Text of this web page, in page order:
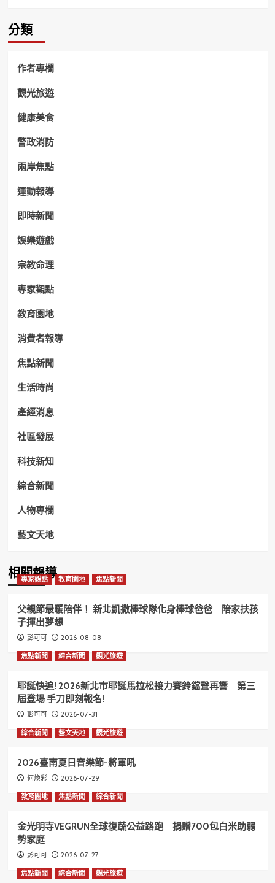
分類
作者專欄
觀光旅遊
健康美食
警政消防
兩岸焦點
運動報導
即時新聞
娛樂遊戲
宗教命理
專家觀點
教育園地
消費者報導
焦點新聞
生活時尚
產經消息
社區發展
科技新知
綜合新聞
人物專欄
藝文天地
相關報導
專家觀點 教育園地 焦點新聞
父親節最暖陪伴！ 新北凱撒棒球隊化身棒球爸爸 陪家扶孩
子揮出夢想
彭可可 2026-08-08
焦點新聞 綜合新聞 觀光旅遊
耶誕快追! 2026新北市耶誕馬拉松接力賽鈴鐺聲再響 第三
屆登場 手刀即刻報名!
彭可可 2026-07-31
綜合新聞 藝文天地 觀光旅遊
2026臺南夏日音樂節-將軍吼
何煥彩 2026-07-29
教育園地 焦點新聞 綜合新聞
金光明寺VEGRUN全球復蔬公益路跑 捐贈700包白米助弱
勢家庭
彭可可 2026-07-27
焦點新聞 綜合新聞 觀光旅遊